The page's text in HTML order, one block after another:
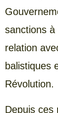
sanctions à
relation
balistiques
Révolution.
Depuis ces